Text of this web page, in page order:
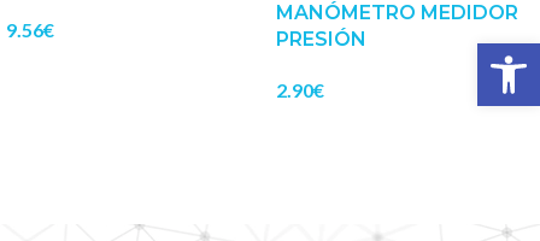
9.56€
MANÓMETRO MEDIDOR
PRESIÓN
2.90€
Abrir